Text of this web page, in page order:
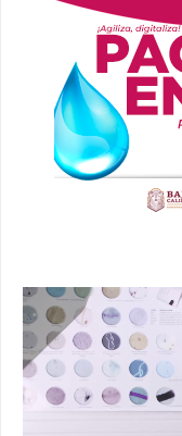
Reproductor
de
vídeo